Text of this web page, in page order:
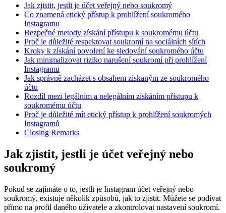
Jak zjistit, jestli je účet veřejný nebo soukromý
Co znamená etický přístup k prohlížení soukromého
Instagramu
Bezpečné metody získání přístupu k soukromému účtu
Proč je důležité respektovat soukromí na sociálních sítích
Kroky k získání povolení ke sledování soukromého účtu
Jak minimalizovat riziko narušení soukromí při prohlížení
Instagramu
Jak správně zacházet s obsahem získaným ze soukromého
účtu
Rozdíl mezi legálním a nelegálním získáním přístupu k
soukromému účtu
Proč je důležité mít etický přístup k prohlížení soukromých
Instagramů
Closing Remarks
Jak zjistit, jestli je účet veřejný nebo
soukromý
Pokud se zajímáte o to, jestli je Instagram účet veřejný nebo
soukromý, existuje několik způsobů, jak to zjistit. Můžete se podívat
přímo na profil daného uživatele a zkontrolovat nastavení soukromí.